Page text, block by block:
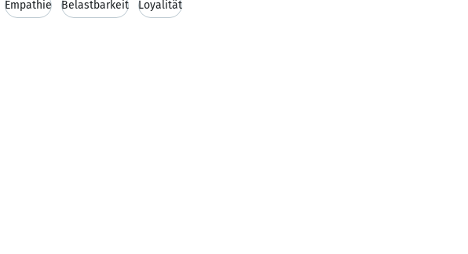
Empathie Belastbarkeit Loyalität